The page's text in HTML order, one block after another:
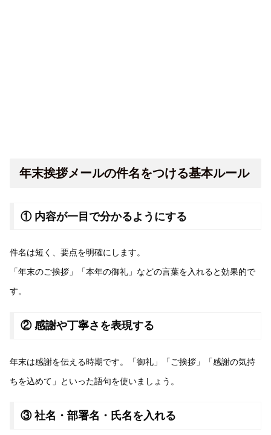
年末挨拶メールの件名をつける基本ルール
① 内容が一目で分かるようにする
件名は短く、要点を明確にします。
「年末のご挨拶」「本年の御礼」などの言葉を入れると効果的で
す。
② 感謝や丁寧さを表現する
年末は感謝を伝える時期です。「御礼」「ご挨拶」「感謝の気持
ちを込めて」といった語句を使いましょう。
③ 社名・部署名・氏名を入れる